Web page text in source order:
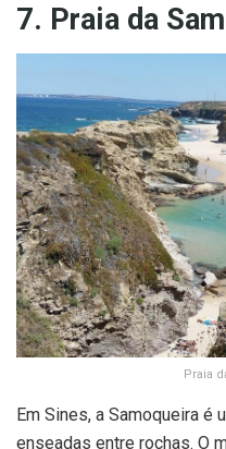
7. Praia da
Praia
Em Sines, a Samoqueira é
enseadas entre rochas. O